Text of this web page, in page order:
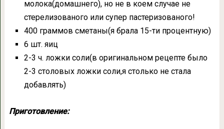
молока(домашнего), но не в коем случае не
стерелизованого или супер пастеризованого!
400 граммов сметаны(я брала 15-ти процентную)
6 шт. яиц
2-3 ч. ложки соли(в оригинальном рецепте было
2-3 столовых ложки соли,я столько не стала
добавлять)
Приготовление: